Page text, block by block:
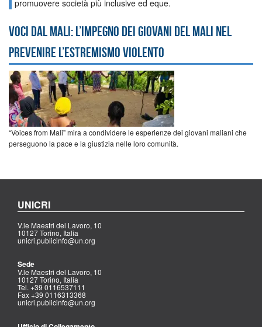
promuovere società più inclusive ed eque.
Voci dal Mali: l’impegno dei giovani del Mali nel
prevenire l’estremismo violento
“Voices from Mali” mira a condividere le esperienze dei giovani maliani che
perseguono la pace e la giustizia nelle loro comunità.
UNICRI
V.le Maestri del Lavoro, 10
10127 Torino, Italia
unicri.publicinfo@un.org
Sede
V.le Maestri del Lavoro, 10
10127 Torino, Italia
Tel. +39 0116537111
Fax +39 0116313368
unicri.publicinfo@un.org